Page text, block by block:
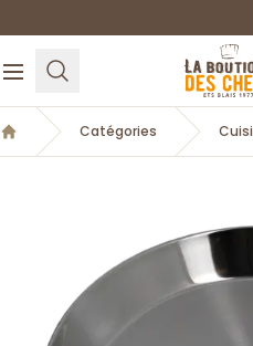
Ouvrir le menuRechercher
La
Accueil
Catégories